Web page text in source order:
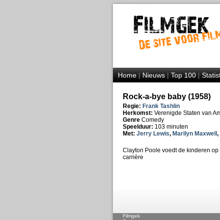
Home|Nieuws|Top 100|
Rock-a-bye baby (1958)
Regie: Frank Tashlin
Herkomst: Verenigde Staten van
Genre Comedy
Speelduur: 103 minuten
Met: Jerry Lewis, Marilyn Maxwell ,
Clayton Poole voedt de kinderen
carrière
Filmgek